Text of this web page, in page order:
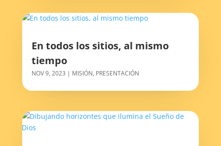
En todos los sitios, al mismo
tiempo
NOV 9, 2023 | MISIÓN, PRESENTACIÓN